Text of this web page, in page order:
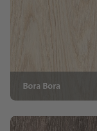
Bora Bora